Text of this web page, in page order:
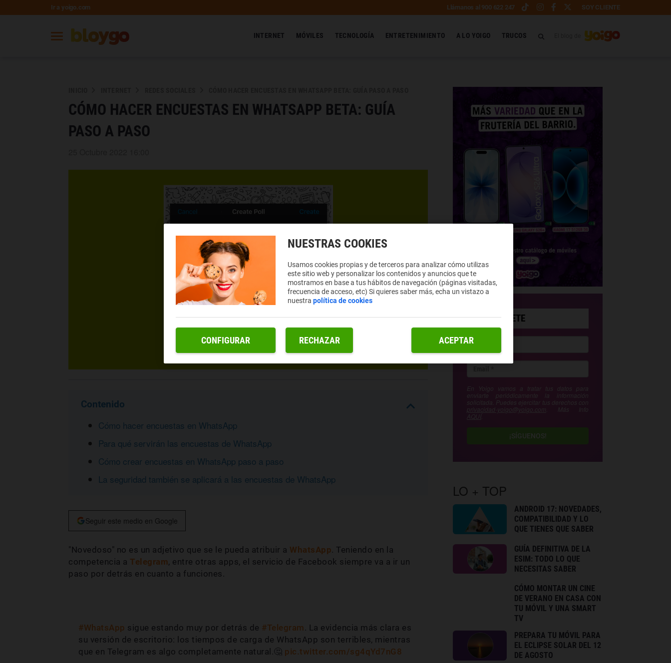
Ir a yoigo.com Llámanos al 900 622 247 SOY CLIENTE
INTERNET MÓVILES TECNOLOGÍA ENTRETENIMIENTO A LO YOIGO TRUCOS
CÓMO HACER ENCUESTAS EN WHATSAPP BETA: GUÍA
PASO A PASO
Contenido
Cómo hacer encuestas en WhatsApp
Para qué servirán las encuestas de WhatsApp
Cómo crear encuestas en WhatsApp paso a paso
La seguridad también se aplicará a las encuestas de WhatsApp
Seguir este medio en Google
"Novedoso" no es un adjetivo que se le pueda atribuir a WhatsApp . Teniendo en la
competencia a Telegram, entre otras apps, el servicio de Facebook siempre va a ir un
paso por detrás en cuanto a funciones.
#WhatsApp sigue estando muy por detrás de #Telegram . La evidencia más clara es
su versión de escritorio: los tiempos de carga de WhatsApp son terribles, mientras
que en Telegram es algo completamente natural.🤔 pic.twitter.com/sg4qYd7nG8
SUSCRÍBETE
En Yoigo vamos a tratar tus datos para
enviarte periódicamente la información
solicitada. Puedes ejercitar tus derechos con
privacidad-yoigo@yoigo.com . Más Info
AQUÍ
¡SÍGUENOS!
LO + TOP
ANDROID 17: NOVEDADES,
COMPATIBILIDAD Y LO
QUE TIENES QUE SABER
GUÍA DEFINITIVA DE LA
ESIM: TODO LO QUE
NECESITAS SABER
CÓMO MONTAR UN CINE
DE VERANO EN CASA CON
TU MÓVIL Y UNA SMART
TV
PREPARA TU MÓVIL PARA
EL ECLIPSE SOLAR DEL 12
DE AGOSTO
NUESTRAS COOKIES
Usamos cookies propias y de terceros para analizar cómo utilizas
este sitio web y personalizar los contenidos y anuncios que te
mostramos en base a tus hábitos de navegación (páginas visitadas,
frecuencia de acceso, etc) Si quieres saber más, echa un vistazo a
nuestrapolítica de cookies
RECHAZAR ACEPTAR
CONFIGURAR